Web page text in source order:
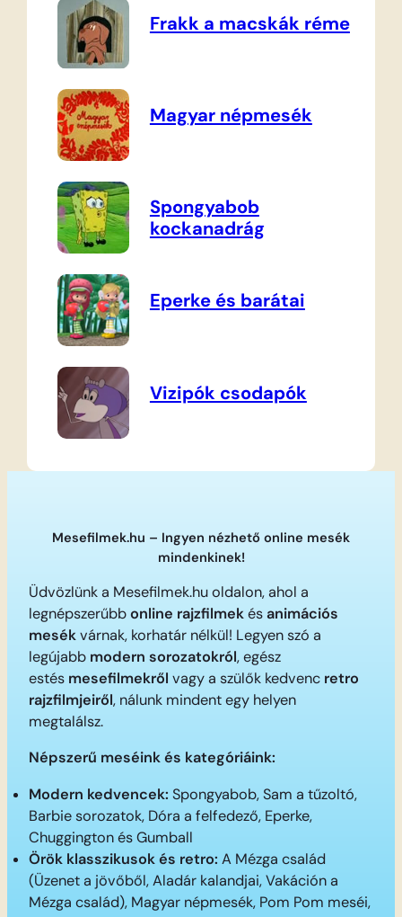
Frakk a macskák réme
Magyar népmesék
Spongyabob
kockanadrág
Eperke és barátai
Vizipók csodapók
Mesefilmek.hu – Ingyen nézhető online mesék
mindenkinek!
Üdvözlünk a Mesefilmek.hu oldalon, ahol a
legnépszerűbbonline rajzfilmekésanimációs
mesékvárnak, korhatár nélkül! Legyen szó a
legújabb modern sorozatokról, egész
estés mesefilmekről vagy a szülők kedvenc retro
rajzfilmjeiről, nálunk mindent egy helyen
megtalálsz.
Népszerű meséink és kategóriáink:
Modern kedvencek: Spongyabob, Sam a tűzoltó,
Barbie sorozatok, Dóra a felfedező, Eperke,
Chuggington és Gumball
Örök klasszikusok és retro: A Mézga család
(Üzenet a jövőből, Aladár kalandjai, Vakáción a
Mézga család), Magyar népmesék, Pom Pom meséi,